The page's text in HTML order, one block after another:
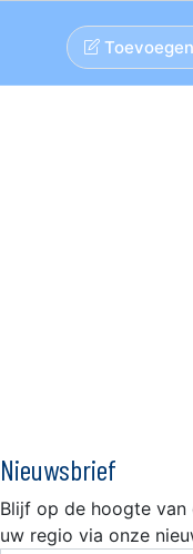
Toevoegen
Nieuwsbrief
Blijf op de hoogte van
uw regio via onze